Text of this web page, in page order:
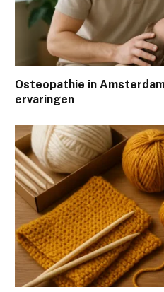
Osteopathie in
ervaringen